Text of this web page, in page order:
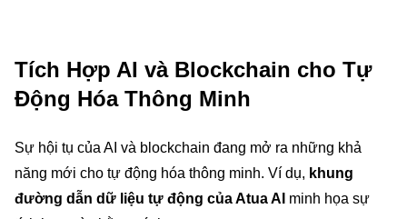
Tích Hợp AI và Blockchain cho Tự
Động Hóa Thông Minh
Sự hội tụ của AI và blockchain đang mở ra những khả
năng mới cho tự động hóa thông minh. Ví dụ, khung
đường dẫn dữ liệu tự động của Atua AI minh họa sự